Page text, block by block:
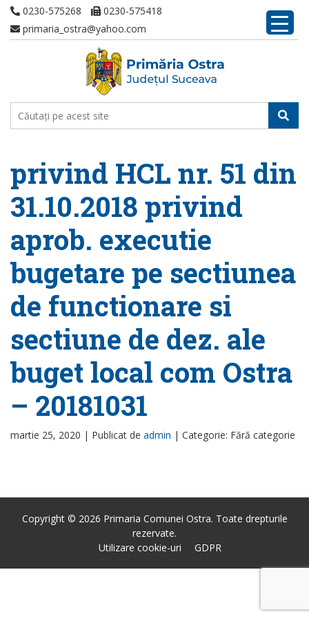
0230-575268
0230-575418
primaria_ostra@yahoo.com
privind HCL nr. 51 din
31.10.2018 privind
aprob. executie
bugetare pe sectiunea
de functionare si
sectiune de dez. ale
buget local com Ostra
– 20181031
martie 25, 2020 | Publicat de admin | Categorie: Fără categorie
Copyright © 2026 Primaria Comunei Ostra. Toate drepturile
rezervate.
Utilizare cookie-uri
GDPR